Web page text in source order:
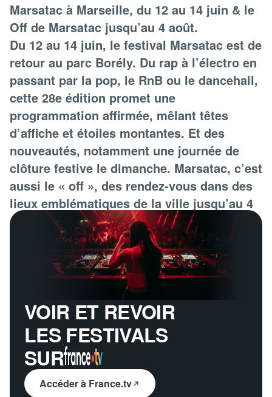
Marsatac à Marseille, du 12 au 14 juin & le
Off de Marsatac jusqu’au 4 août.
Du 12 au 14 juin, le festival Marsatac est de
retour au parc Borély. Du rap à l’électro en
passant par la pop, le RnB ou le dancehall,
cette 28e édition promet une
programmation affirmée, mêlant têtes
d’affiche et étoiles montantes. Et des
nouveautés, notamment une journée de
clôture festive le dimanche. Marsatac, c’est
aussi le « off », des rendez-vous dans des
lieux emblématiques de la ville jusqu’au 4
août.
VOIR ET REVOIR
LES FESTIVALS
SUR
Accéder à France.tv